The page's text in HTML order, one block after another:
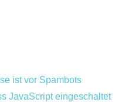
ist vor Spambots
JavaScript eingeschaltet